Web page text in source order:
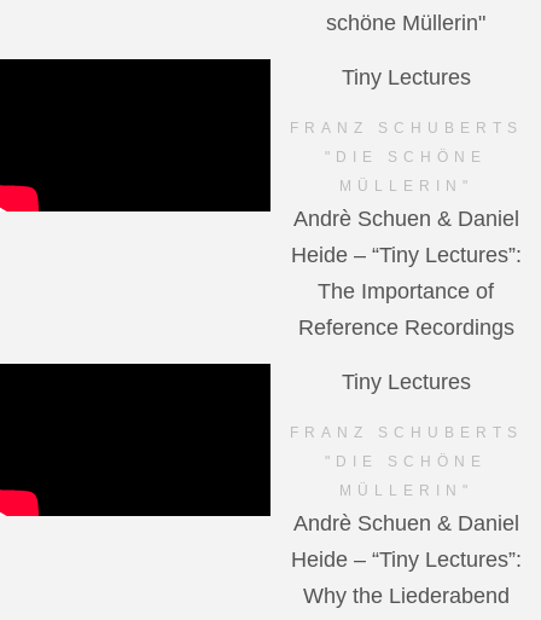
schöne Müllerin"
Tiny Lectures
FRANZ SCHUBERTS
"DIE SCHÖNE
MÜLLERIN"
Andrè Schuen & Daniel
Heide – “Tiny Lectures”:
The Importance of
Reference Recordings
Tiny Lectures
FRANZ SCHUBERTS
"DIE SCHÖNE
MÜLLERIN"
Andrè Schuen & Daniel
Heide – “Tiny Lectures”:
Why the Liederabend